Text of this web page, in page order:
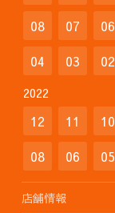
08
07 06
04
03 02
2022
12 11 10
08
06 05
店舗情報